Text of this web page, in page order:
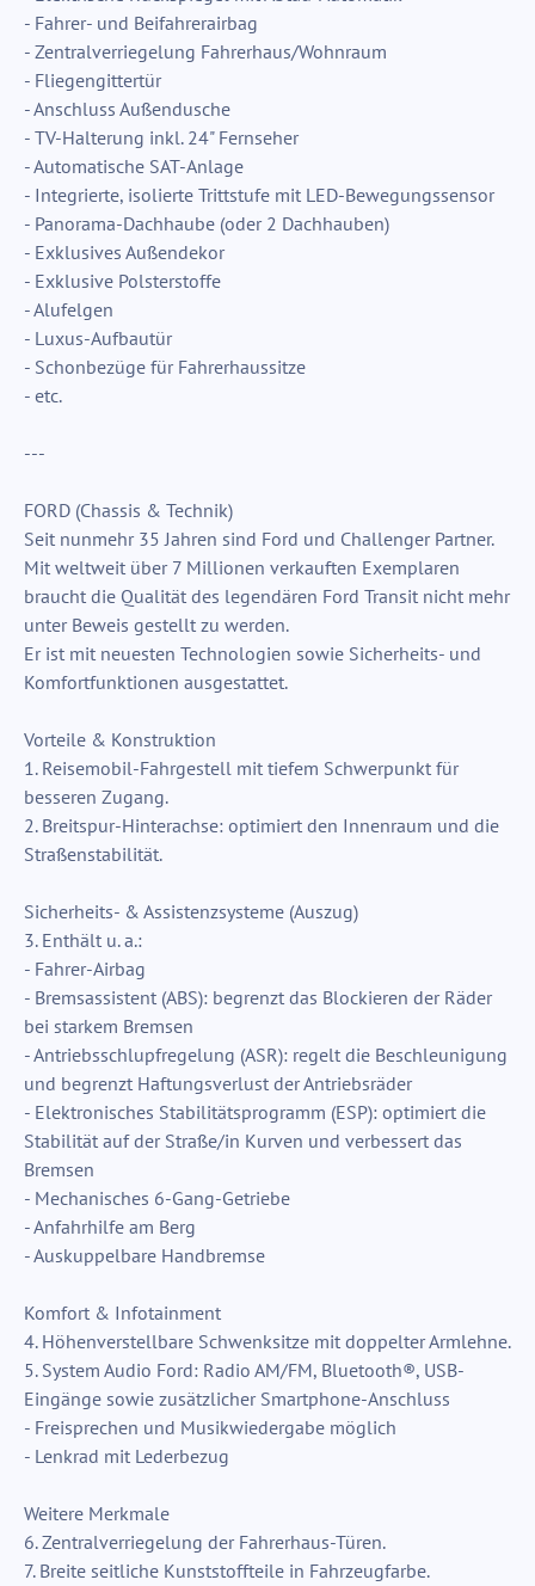
- Fahrer- und Beifahrerairbag
- Zentralverriegelung Fahrerhaus/Wohnraum
- Fliegengittertür
- Anschluss Außendusche
- TV-Halterung inkl. 24" Fernseher
- Automatische SAT-Anlage
- Integrierte, isolierte Trittstufe mit LED-Bewegungssensor
- Panorama-Dachhaube (oder 2 Dachhauben)
- Exklusives Außendekor
- Exklusive Polsterstoffe
- Alufelgen
- Luxus-Aufbautür
- Schonbezüge für Fahrerhaussitze
- etc.
---
FORD (Chassis & Technik)
Seit nunmehr 35 Jahren sind Ford und Challenger Partner.
Mit weltweit über 7 Millionen verkauften Exemplaren
braucht die Qualität des legendären Ford Transit nicht mehr
unter Beweis gestellt zu werden.
Er ist mit neuesten Technologien sowie Sicherheits- und
Komfortfunktionen ausgestattet.
Vorteile & Konstruktion
1. Reisemobil-Fahrgestell mit tiefem Schwerpunkt für
besseren Zugang.
2. Breitspur-Hinterachse: optimiert den Innenraum und die
Straßenstabilität.
Sicherheits- & Assistenzsysteme (Auszug)
3. Enthält u. a.:
- Fahrer-Airbag
- Bremsassistent (ABS): begrenzt das Blockieren der Räder
bei starkem Bremsen
- Antriebsschlupfregelung (ASR): regelt die Beschleunigung
und begrenzt Haftungsverlust der Antriebsräder
- Elektronisches Stabilitätsprogramm (ESP): optimiert die
Stabilität auf der Straße/in Kurven und verbessert das
Bremsen
- Mechanisches 6-Gang-Getriebe
- Anfahrhilfe am Berg
- Auskuppelbare Handbremse
Komfort & Infotainment
4. Höhenverstellbare Schwenksitze mit doppelter Armlehne.
5. System Audio Ford: Radio AM/FM, Bluetooth®, USB-
Eingänge sowie zusätzlicher Smartphone-Anschluss
- Freisprechen und Musikwiedergabe möglich
- Lenkrad mit Lederbezug
Weitere Merkmale
6. Zentralverriegelung der Fahrerhaus-Türen.
7. Breite seitliche Kunststoffteile in Fahrzeugfarbe.